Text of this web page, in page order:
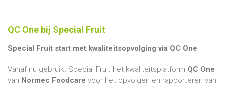
QC One bij Special Fruit
Special Fruit start met kwaliteitsopvolging via QC One
Vanaf nu gebruikt Special Fruit het kwaliteitsplatform QC One
van Normec Foodcare voor het opvolgen en rapporteren van